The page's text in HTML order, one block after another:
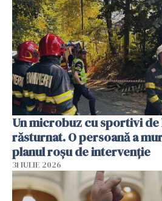
Un microbuz cu sportivi de
răsturnat. O persoană a
planul roșu de intervenție
31 IULIE 2026